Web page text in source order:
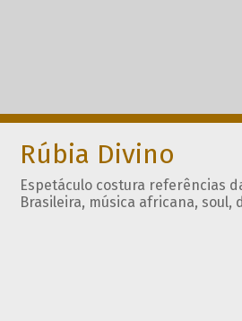
Rúbia Divino
Espetáculo costura referências
Brasileira, música africana, soul,